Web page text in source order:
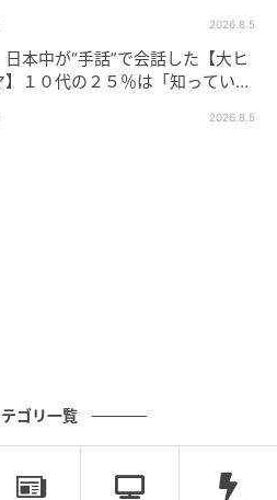
渇欲こそが、楽曲に「永遠の
のスタイルを破壊し、再構
トイックな姿勢。その原動
住せず、常に「次の一音」
れでも…
とみる
2026.8.5
日本中が“手話”で会話した【大ヒ
】１０代の２５％は「知ってい
2026.8.5
ゴリ一覧